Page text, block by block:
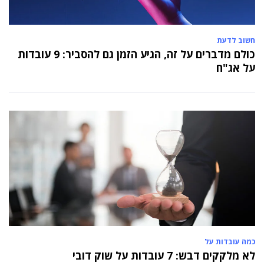
חשוב לדעת
כולם מדברים על זה, הגיע הזמן גם להסביר: 9 עובדות
על אג"ח
כמה עובדות על
לא מלקקים דבש: 7 עובדות על שוק דובי